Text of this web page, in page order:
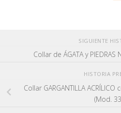
SIGUIENTE
Collar de ÁGATA y PIEDRAS
HISTORIA
Collar GARGANTILLA ACRÍLICO
(Mod.